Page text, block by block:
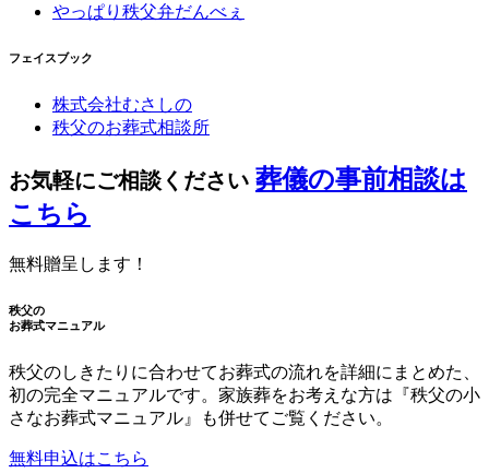
やっぱり秩父弁だんべぇ
フェイスブック
株式会社むさしの
秩父のお葬式相談所
お気軽にご相談ください 葬儀の事前相談は
こちら
無料贈呈します！
秩父の
お葬式マニュアル
秩父のしきたりに合わせてお葬式の流れを詳細にまとめた、
初の完全マニュアルです。家族葬をお考えな方は『秩父の小
さなお葬式マニュアル』も併せてご覧ください。
無料申込はこちら